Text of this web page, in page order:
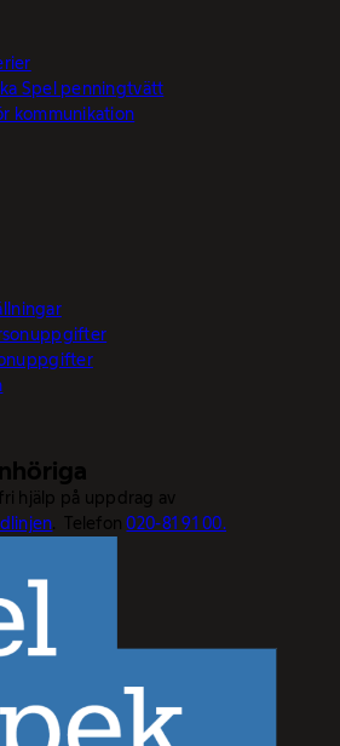
Spel penningtvätt
kommunikation
hjälp på uppdrag av
. Telefon020-81 91 00.